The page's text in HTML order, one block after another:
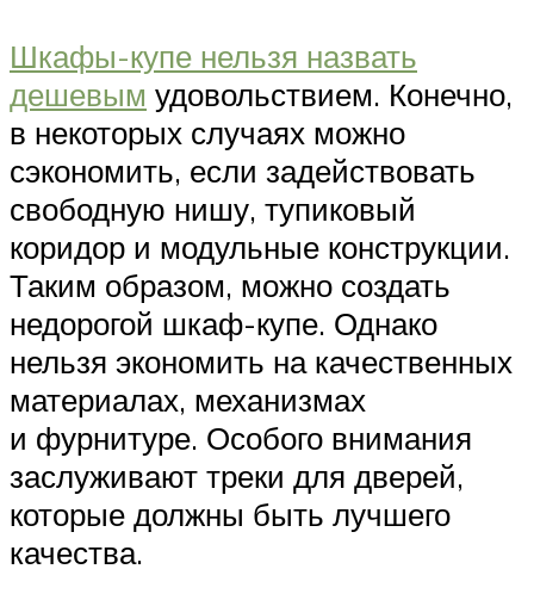
Шкафы-купе нельзя назвать
дешевым удовольствием. Конечно,
в некоторых случаях можно
сэкономить, если задействовать
свободную нишу, тупиковый
коридор и модульные конструкции.
Таким образом, можно создать
недорогой шкаф-купе. Однако
нельзя экономить на качественных
материалах, механизмах
и фурнитуре. Особого внимания
заслуживают треки для дверей,
которые должны быть лучшего
качества.